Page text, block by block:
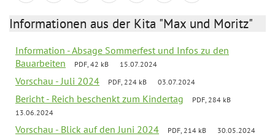
Informationen aus der Kita "Max und Moritz"
Information - Absage Sommerfest und Infos zu den
Bauarbeiten
PDF, 42 kB 15.07.2024
Vorschau - Juli 2024 PDF, 224 kB 03.07.2024
Bericht - Reich beschenkt zum Kindertag
PDF, 284 kB
13.06.2024
Vorschau - Blick auf den Juni 2024 PDF, 214 kB 30.05.2024